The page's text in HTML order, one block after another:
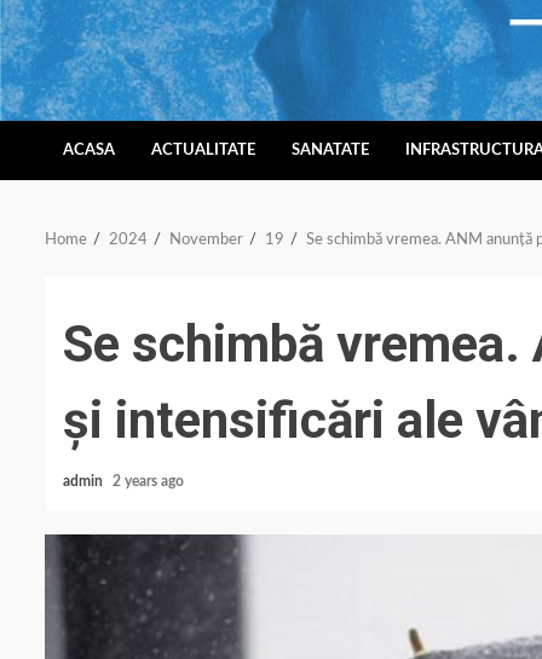
Skip
to
content
ACASA ACTUALITATE SANATATE
Home 2024 November 19 Se schimbă vremea. ANM
Se schimbă
și intensificări ale
admin 2 years ago